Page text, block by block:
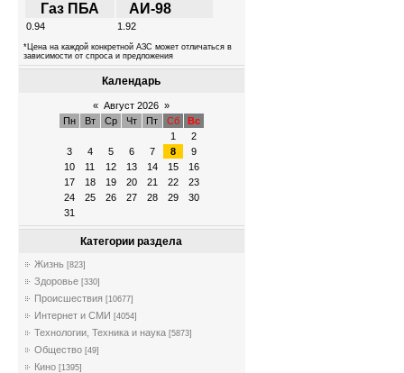
Газ ПБА АИ-98
0.94 1.92
*Цена на каждой конкретной АЗС может отличаться в
зависимости от спроса и предложения
Календарь
« Август 2026 »
Пн
Вт Ср Чт Пт Сб
Вс
1
2
3
4 5 6 7 8
9
10
11 12 13 14 15
16
17
18 19 20 21 22
23
24
25 26 27 28 29
30
31
Категории раздела
Жизнь [823]
Здоровье [330]
Происшествия [10677]
Интернет и СМИ [4054]
Технологии, Техника и наука [5873]
Общество [49]
Кино [1395]